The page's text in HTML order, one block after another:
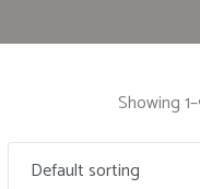
Showing